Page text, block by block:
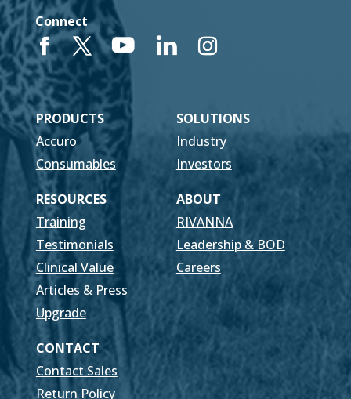
Connect
PRODUCTS
SOLUTIONS
Accuro
Industry
Consumables
Investors
RESOURCES
ABOUT
Training
RIVANNA
Testimonials
Leadership & BOD
Clinical Value
Careers
Articles & Press
Upgrade
CONTACT
Contact Sales
Return Policy